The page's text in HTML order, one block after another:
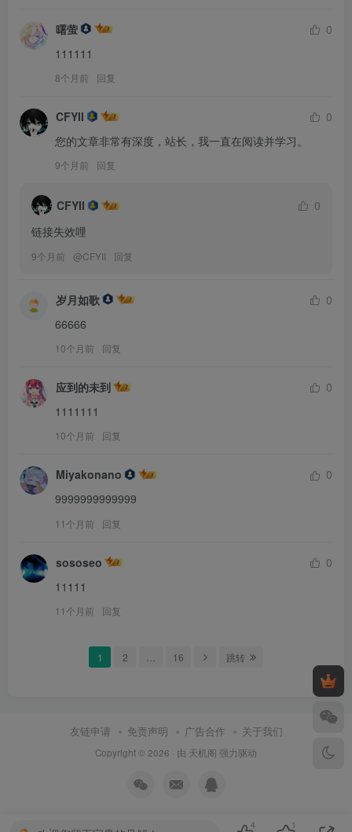
曙萤
0
111111
8个月前 回复
CFYII
0
您的文章非常有深度，站长，我一直在阅读并学习。
9个月前 回复
CFYII
0
链接失效哩
9个月前 @CFYII 回复
岁月如歌
0
66666
10个月前 回复
应到的未到
0
1111111
10个月前 回复
Miyakonano
0
9999999999999
11个月前 回复
sososeo
0
11111
11个月前 回复
1 2 16 跳转
友链申请 免责声明 广告合作 关于我们
Copyright © 2026 · 由 天机阁 强力驱动
4 1